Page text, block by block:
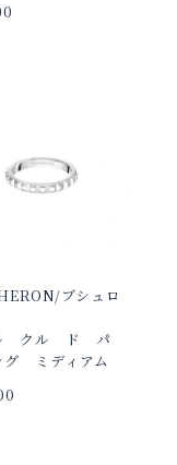
ブシュロ
クル ド パ
ミディアム